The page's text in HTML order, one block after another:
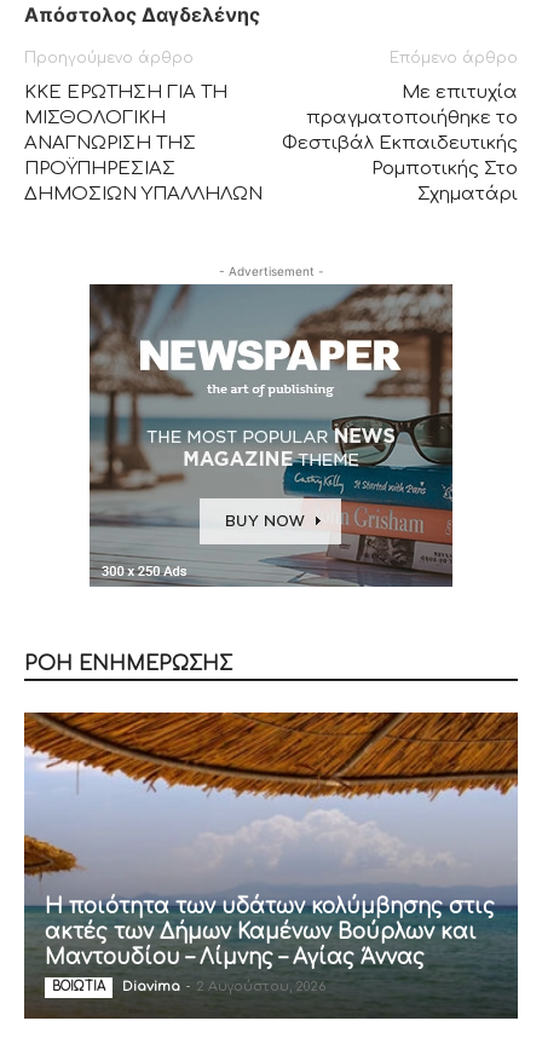
Απόστολος Δαγδελένης
Προηγούμενο άρθρο
ΚΚΕ ΕΡΩΤΗΣΗ ΓΙΑ ΤΗ
ΜΙΣΘΟΛΟΓΙΚΗ
ΑΝΑΓΝΩΡΙΣΗ ΤΗΣ
ΠΡΟΫΠΗΡΕΣΙΑΣ
ΔΗΜΟΣΙΩΝ ΥΠΑΛΛΗΛΩΝ
Επόμενο άρθρο
Με επιτυχία
πραγματοποιήθηκε το
Φεστιβάλ Εκπαιδευτικής
Ρομποτικής Στο
Σχηματάρι
- Advertisement -
ΡΟΗ ΕΝΗΜΕΡΩΣΗΣ
Η ποιότητα των υδάτων κολύμβησης στις
ακτές των Δήμων Καμένων Βούρλων και
Μαντουδίου – Λίμνης – Αγίας Άννας
ΒΟΙΩΤΙΑ Diavima - 2 Αυγούστου, 2026